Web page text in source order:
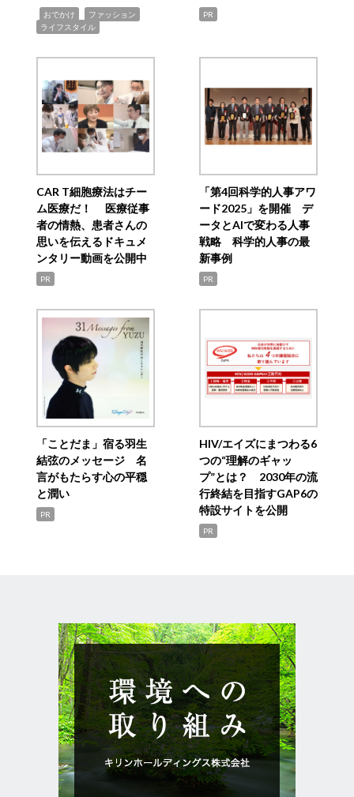
おでかけ ファッション
ライフスタイル
PR
CAR T細胞療法はチー
ム医療だ！ 医療従事
者の情熱、患者さんの
思いを伝えるドキュメ
ンタリー動画を公開中
PR
「第4回科学的人事アワ
ード2025」を開催 デ
ータとAIで変わる人事
戦略 科学的人事の最
新事例
PR
「ことだま」宿る羽生
結弦のメッセージ 名
言がもたらす心の平穏
と潤い
PR
HIV/エイズにまつわる6
つの“理解のギャッ
プ”とは？ 2030年の流
行終結を目指すGAP6の
特設サイトを公開
PR